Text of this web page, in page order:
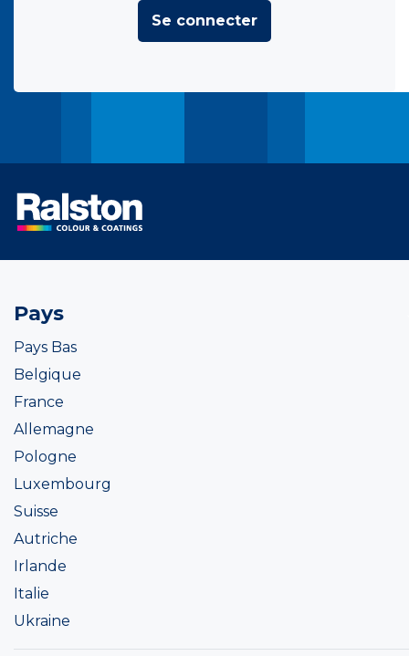
Se connecter
Pays
Pays Bas
Belgique
France
Allemagne
Pologne
Luxembourg
Suisse
Autriche
Irlande
Italie
Ukraine